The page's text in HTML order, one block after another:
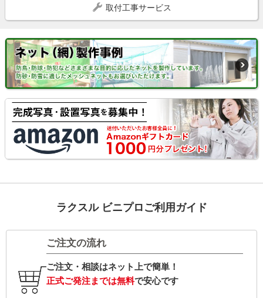
取付工事サービス
ラクスル ビニプロご利用ガイド
ご注文の流れ
ご注文・相談はネット上で簡単！
正式ご発注までは無料で安心です